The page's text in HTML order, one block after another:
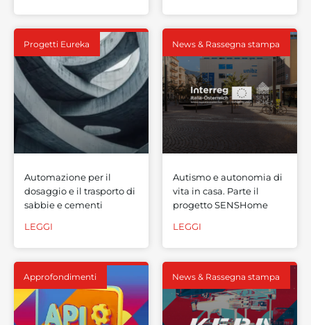
Progetti Eureka
Automazione per il
dosaggio e il trasporto di
sabbie e cementi
LEGGI
News & Rassegna stampa
Autismo e autonomia di
vita in casa. Parte il
progetto SENSHome
LEGGI
Approfondimenti News & Rassegna stampa